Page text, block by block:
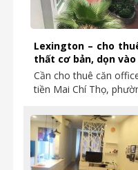
Lexington – cho
thất cơ bản, dọn
Cần cho thuê căn
tiền Mai Chí Thọ,